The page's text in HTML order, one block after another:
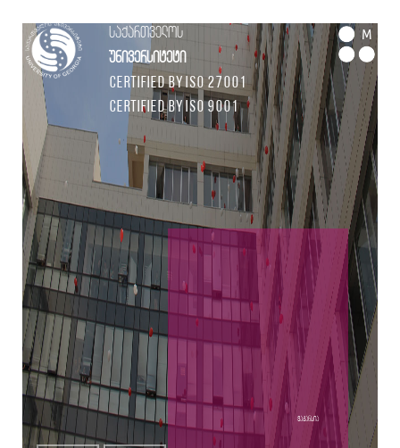
საქართველოს
უნივერსიტეტი
Certified by ISO 27001
Certified by ISO 9001
M
ვაკანსია